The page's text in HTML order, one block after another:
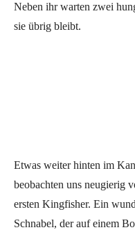
Neben ihr warten zwei
sie übrig bleibt.
Etwas weiter hinten im
beobachten uns neugierig
ersten Kingfisher. Ein
Schnabel, der auf einem